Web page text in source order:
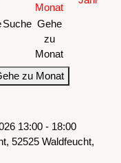
Suche Gehe
zu
Monat
zu Monat
13:00 - 18:00
52525 Waldfeucht,